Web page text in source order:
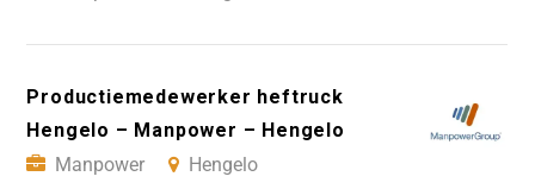
Productiemedewerker heftruck
Hengelo – Manpower – Hengelo
Manpower
Hengelo